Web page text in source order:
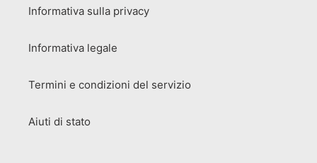
Informativa sulla privacy
Informativa legale
Termini e condizioni del servizio
Aiuti di stato